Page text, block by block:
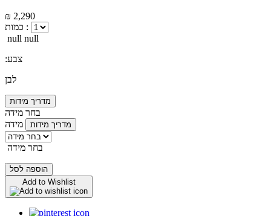
₪ 2,290
כמות :
null null
:צבע
לבן
מדריך מידות
בחר מידה
מידה
מדריך מידות
בחר מידה
הוספה לסל
Add to Wishlist